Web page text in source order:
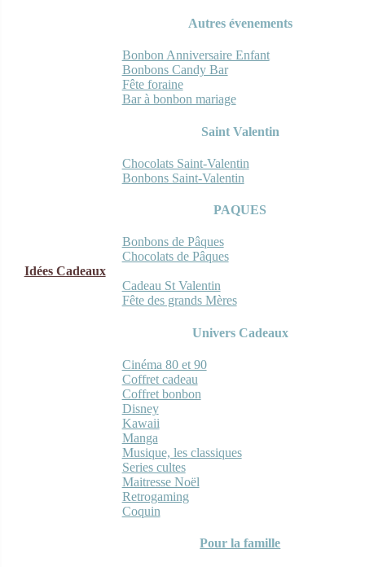
Autres évenements
Bonbon Anniversaire Enfant
Bonbons Candy Bar
Fête foraine
Bar à bonbon mariage
Saint Valentin
Chocolats Saint-Valentin
Bonbons Saint-Valentin
PAQUES
Bonbons de Pâques
Chocolats de Pâques
Idées Cadeaux
Cadeau St Valentin
Fête des grands Mères
Univers Cadeaux
Cinéma 80 et 90
Coffret cadeau
Coffret bonbon
Disney
Kawaii
Manga
Musique, les classiques
Series cultes
Maitresse Noël
Retrogaming
Coquin
Pour la famille